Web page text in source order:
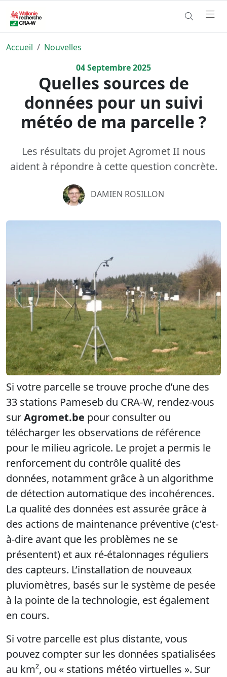
Accueil
Nouvelles
04Septembre2025
Quelles sources de
données pour un suivi
météo de ma parcelle ?
Les résultats du projet Agromet II nous
aident à répondre à cette question concrète.
DAMIEN ROSILLON
Si votre parcelle se trouve proche d’une des
33 stations Pameseb du CRA-W, rendez-vous
surAgromet.be pour consulter ou
télécharger les observations de référence
pour le milieu agricole. Le projet a permis le
renforcement du contrôle qualité des
données, notamment grâce à un algorithme
de détection automatique des incohérences.
La qualité des données est assurée grâce à
des actions de maintenance préventive (c’est-
à-dire avant que les problèmes ne se
présentent) et aux ré-étalonnages réguliers
des capteurs. L’installation de nouveaux
pluviomètres, basés sur le système de pesée
à la pointe de la technologie, est également
en cours.
Si votre parcelle est plus distante, vous
pouvez compter sur les données spatialisées
au km², ou « stations météo virtuelles ». Sur